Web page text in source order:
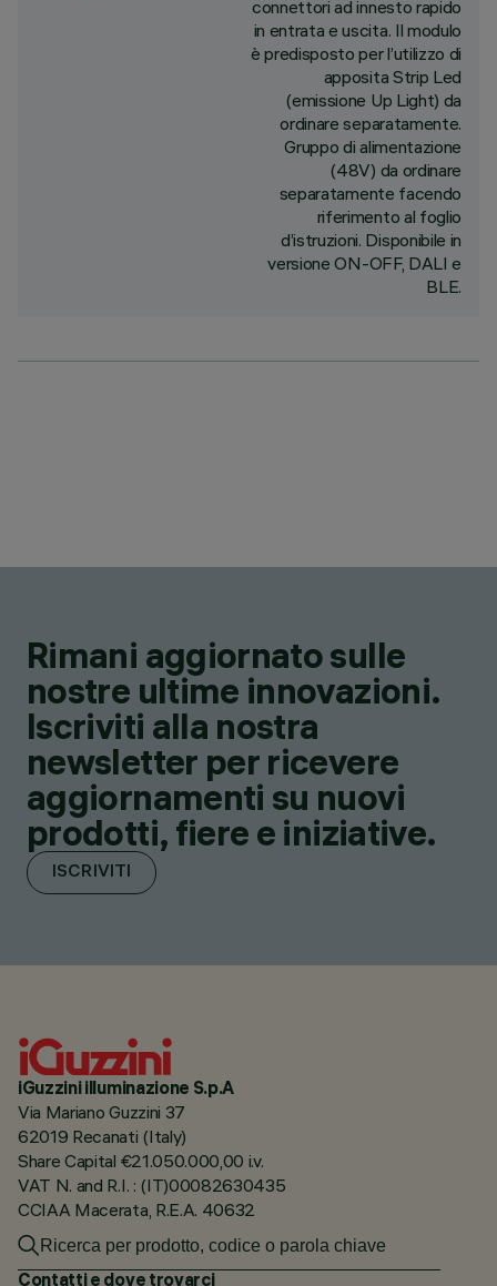
connettori ad innesto rapido
in entrata e uscita. Il modulo
è predisposto per l’utilizzo di
apposita Strip Led
(emissione Up Light) da
ordinare separatamente.
Gruppo di alimentazione
(48V) da ordinare
separatamente facendo
riferimento al foglio
d’istruzioni. Disponibile in
versione ON-OFF, DALI e
BLE.
Rimani aggiornato sulle
nostre ultime innovazioni.
Iscriviti alla nostra
newsletter per ricevere
aggiornamenti su nuovi
prodotti, fiere e iniziative.
ISCRIVITI
iGuzzini illuminazione S.p.A
Via Mariano Guzzini 37
62019 Recanati (Italy)
Share Capital €21.050.000,00 i.v.
VAT N. and R.I. : (IT)00082630435
CCIAA Macerata, R.E.A. 40632
Contatti e dove trovarci